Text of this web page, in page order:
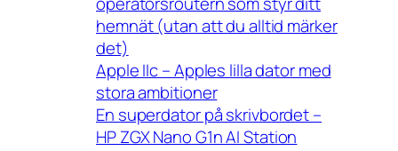
hemnät (utan att du alltid märker
det)
Apple IIc – Apples lilla dator med
stora ambitioner
En superdator på skrivbordet –
HP ZGX Nano G1n AI Station